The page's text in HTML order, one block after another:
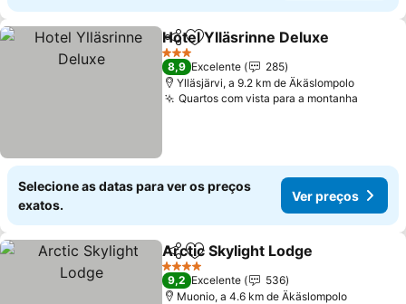
PartilharAdicionar aos favoritos
Hotel Ylläsrinne Deluxe
3 Estrelas
8,9 Excelente
285
Ylläsjärvi, a 9.2 km de Äkäslompolo
Quartos com vista para a montanha
Selecione as datas para ver os preços
exatos.
Ver preços
PartilharAdicionar aos favoritos
Arctic Skylight Lodge
4 Estrelas
9,2 Excelente
536
Muonio, a 4.6 km de Äkäslompolo